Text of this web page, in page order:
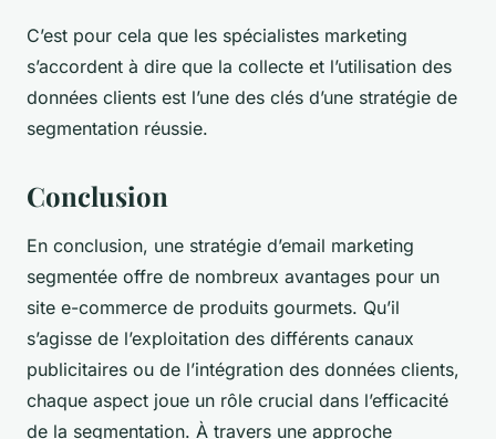
C’est pour cela que les spécialistes marketing
s’accordent à dire que la collecte et l’utilisation des
données clients est l’une des clés d’une stratégie de
segmentation réussie.
Conclusion
En conclusion, une stratégie d’email marketing
segmentée offre de nombreux avantages pour un
site e-commerce de produits gourmets. Qu’il
s’agisse de l’exploitation des différents canaux
publicitaires ou de l’intégration des données clients,
chaque aspect joue un rôle crucial dans l’efficacité
de la segmentation. À travers une approche